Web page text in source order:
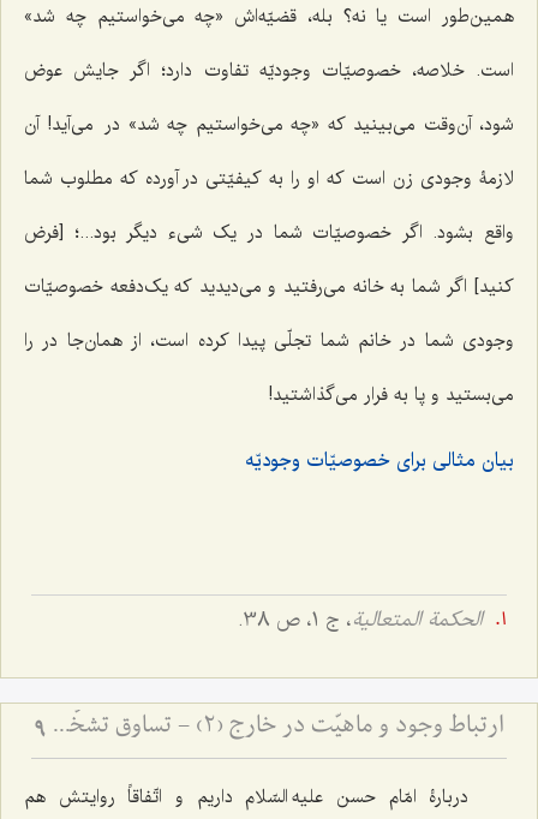
همین‌طور است یا نه؟ بله، قضیّه‌اش «چه می‌خواستیم چه شد»
است. خلاصه، خصوصیّات وجودیّه تفاوت دارد؛ اگر جایش عوض
شود، آن‌وقت می‌بینید که «چه می‌خواستیم چه شد» در می‌آید! آن
لازمۀ وجودی زن است که او را به کیفیّتی در آورده که مطلوب شما
واقع بشود. اگر خصوصیّات شما در یک شیء دیگر بود...؛ [فرض
کنید] اگر شما به خانه می‌رفتید و می‌دیدید که یک‌دفعه خصوصیّات
وجودی شما در خانم شما تجلّی پیدا کرده است، از همان‌جا در را
می‌بستید و پا به فرار می‌گذاشتید!
بیان مثالی برای خصوصیّات وجودیّه‌
الحکمة المتعالیة، ج 1، ص 38.
ارتباط وجود و ماهیّت در خارج (2) - تساوق تشخّص و شیئیّت با وجود 9
دربارۀ امّام حسن علیه السّلام داریم و اتّفاقاً روایتش هم